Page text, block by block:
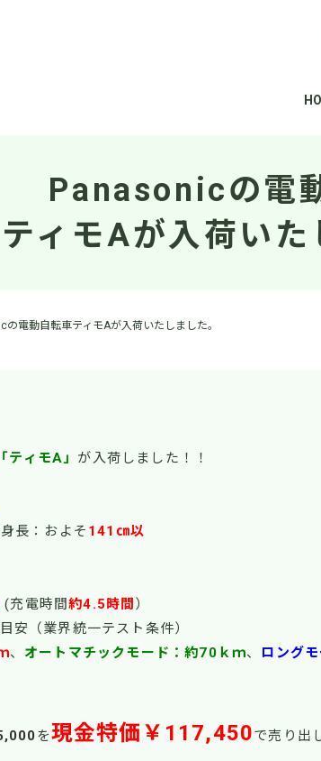
Panasonicの電
ティモAが入荷いた
の電動自転車ティモAが入荷いたしました。
「ティモA」 が入荷しました！！
長：およそ 141㎝以
(充電時間約4.5時間 ）
安（業界統一テスト条件）
、 オートマチックモード：約70ｋｍ、 ロング
を現金特価￥117,450で売り出